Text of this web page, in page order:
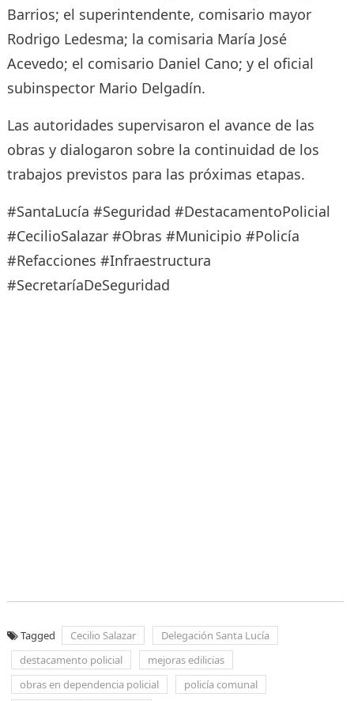
Barrios; el superintendente, comisario mayor
Rodrigo Ledesma; la comisaria María José
Acevedo; el comisario Daniel Cano; y el oficial
subinspector Mario Delgadín.
Las autoridades supervisaron el avance de las
obras y dialogaron sobre la continuidad de los
trabajos previstos para las próximas etapas.
#SantaLucía #Seguridad #DestacamentoPolicial
#CecilioSalazar #Obras #Municipio #Policía
#Refacciones #Infraestructura
#SecretaríaDeSeguridad
Tagged Cecilio Salazar
Delegación Santa Lucía
destacamento policial
mejoras edilicias
obras en dependencia policial
policía comunal